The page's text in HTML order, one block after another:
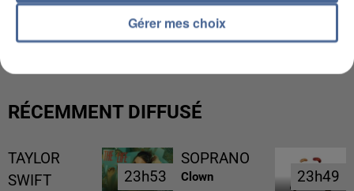
L’UN DES FONDATEURS SUPPOSÉS DE LA DZ
MAFIA INTERPELLÉ EN ALGÉRIE
RÉCEMMENT DIFFUSÉ
TAYLOR
SWIFT
23h53
23h53
SOPRANO
Clown 23h49
23h49
Gérer mes choix